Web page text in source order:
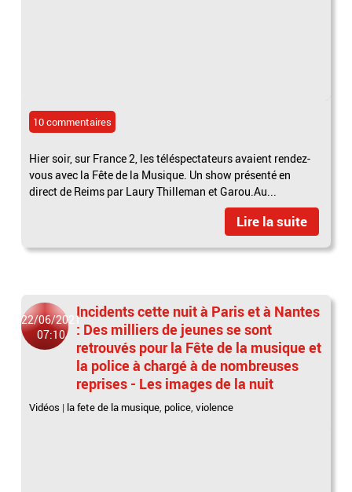
10 commentaires
Hier soir, sur France 2, les téléspectateurs avaient rendez-
vous avec la Fête de la Musique. Un show présenté en
direct de Reims par Laury Thilleman et Garou.Au...
Lire la suite
22/06/2021
07:10
Incidents cette nuit à Paris et à Nantes
: Des milliers de jeunes se sont
retrouvés pour la Fête de la musique et
la police à chargé à de nombreuses
reprises - Les images de la nuit
Vidéos | la fete de la musique, police,violence